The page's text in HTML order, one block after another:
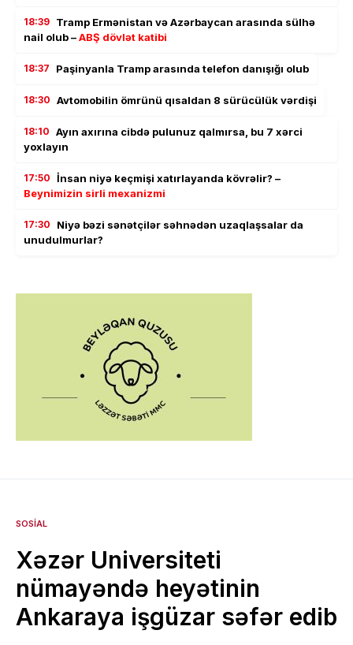
18:39 Tramp Ermənistan və Azərbaycan arasında sülhə
nail olub –ABŞ dövlət katibi
18:37 Paşinyanla Tramp arasında telefon danışığı olub
18:30 Avtomobilin ömrünü qısaldan 8 sürücülük vərdişi
18:10 Ayın axırına cibdə pulunuz qalmırsa, bu 7 xərci
yoxlayın
17:50 İnsan niyə keçmişi xatırlayanda kövrəlir? –
Beynimizin sirli mexanizmi
17:30
Niyə bəzi sənətçilər səhnədən uzaqlaşsalar da
unudulmurlar?
SOSIAL
Xəzər Universiteti
nümayəndə heyətinin
Ankaraya işgüzar səfər edib